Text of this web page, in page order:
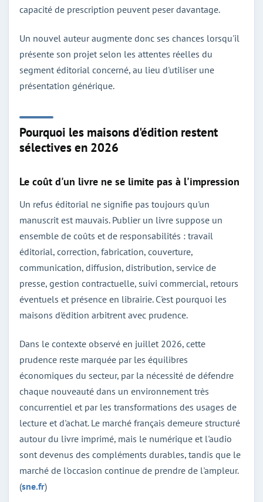
capacité de prescription peuvent peser davantage.
Un nouvel auteur augmente donc ses chances lorsqu'il
présente son projet selon les attentes réelles du
segment éditorial concerné, au lieu d'utiliser une
présentation générique.
Pourquoi les maisons d'édition restent
sélectives en 2026
Le coût d'un livre ne se limite pas à l'impression
Un refus éditorial ne signifie pas toujours qu'un
manuscrit est mauvais. Publier un livre suppose un
ensemble de coûts et de responsabilités : travail
éditorial, correction, fabrication, couverture,
communication, diffusion, distribution, service de
presse, gestion contractuelle, suivi commercial, retours
éventuels et présence en librairie. C'est pourquoi les
maisons d'édition arbitrent avec prudence.
Dans le contexte observé en juillet 2026, cette
prudence reste marquée par les équilibres
économiques du secteur, par la nécessité de défendre
chaque nouveauté dans un environnement très
concurrentiel et par les transformations des usages de
lecture et d'achat. Le marché français demeure structuré
autour du livre imprimé, mais le numérique et l'audio
sont devenus des compléments durables, tandis que le
marché de l'occasion continue de prendre de l'ampleur.
(sne.fr)